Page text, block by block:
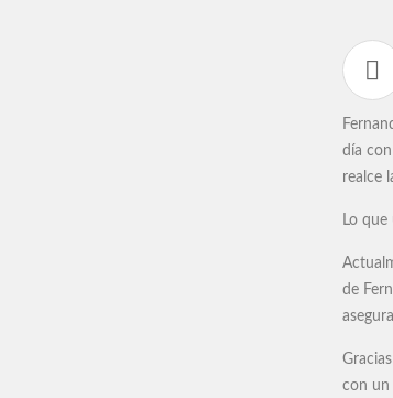
día
realce
Lo
de
con un